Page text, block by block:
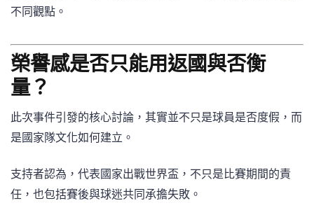
不同觀點。
榮譽感是否只能用返國與否衡
量？
此次事件引發的核心討論，其實並不只是球員是否度假，而
是國家隊文化如何建立。
支持者認為，代表國家出戰世界盃，不只是比賽期間的責
任，也包括賽後與球迷共同承擔失敗。